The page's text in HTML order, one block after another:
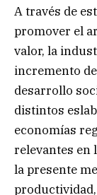
A través de
promover el
valor, la
incremento
desarrollo
distintos
economías
relevantes en
la presente